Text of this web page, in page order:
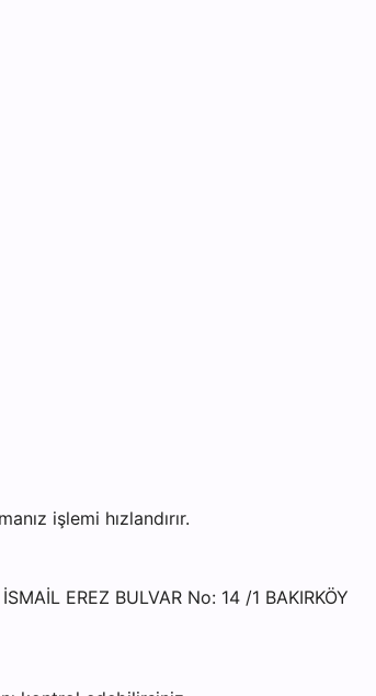
işlemi hızlandırır.
EREZ BULVAR No: 14 /1 BAKIRKÖY